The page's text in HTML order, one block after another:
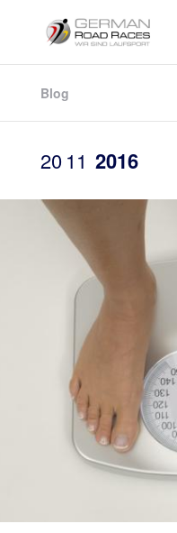
Blog
20 11 2016